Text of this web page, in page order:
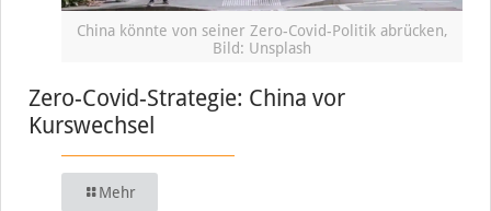
China könnte von seiner Zero-Covid-Politik abrücken,
Bild: Unsplash
Zero-Covid-Strategie: China vor
Kurswechsel
Mehr